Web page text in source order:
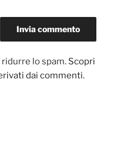
lo spam. Scopri
dai commenti.